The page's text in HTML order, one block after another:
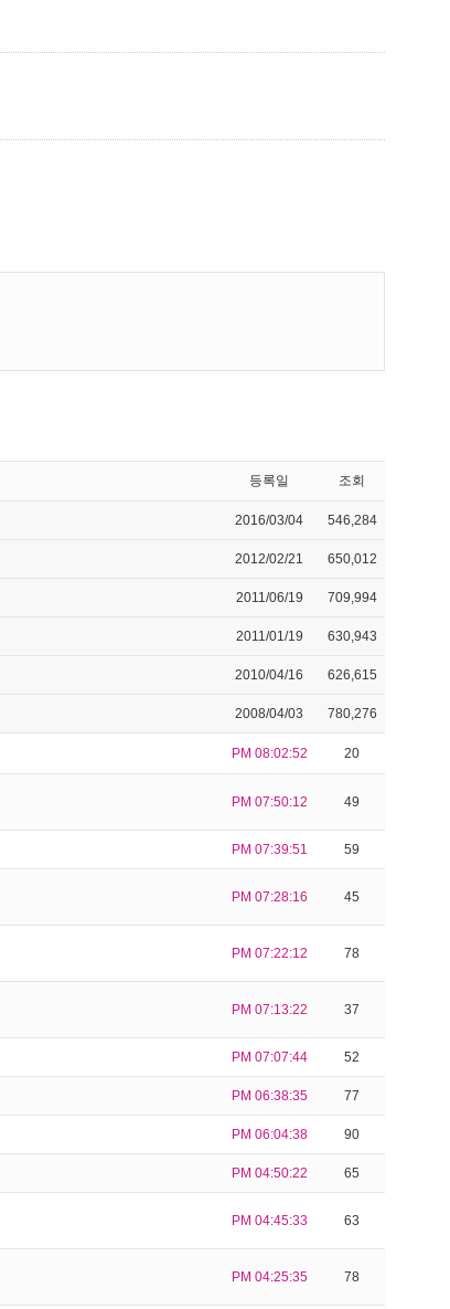
등록일 조회
2016/03/04 546,284
2012/02/21 650,012
2011/06/19 709,994
2011/01/19 630,943
2010/04/16 626,615
2008/04/03 780,276
PM 08:02:52 20
PM 07:50:12 49
PM 07:39:51 59
PM 07:28:16 45
PM 07:22:12 78
PM 07:13:22 37
PM 07:07:44 52
PM 06:38:35 77
PM 06:04:38 90
PM 04:50:22 65
PM 04:45:33 63
PM 04:25:35 78